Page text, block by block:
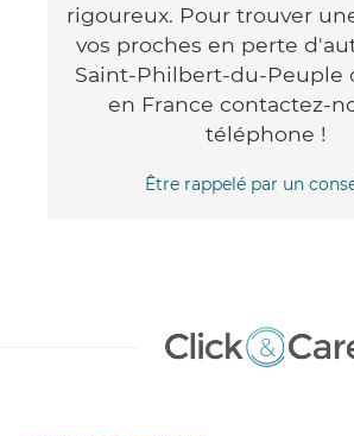
rigoureux. Pour trouver
vos proches en perte
Saint-Philbert-du-Peuple
en France contactez-
téléphone !
Être rappelé par un